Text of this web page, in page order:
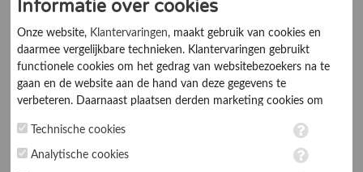
Ik ga akkoord met de Algemene voorwaarden
Geen opstartkosten
Informatie over cookies
Onze website, Klantervaringen, maakt gebruik van cookies en
daarmee vergelijkbare technieken. Klantervaringen gebruikt
functionele cookies om het gedrag van websitebezoekers na te
gaan en de website aan de hand van deze gegevens te
verbeteren. Daarnaast plaatsen derden marketing cookies om
marketing cookies worden persoonsgegevens verwerkt. Je geeft
toestemming voor deze verwerking wanneer je hieronder een
Technische cookies
Analytische cookies